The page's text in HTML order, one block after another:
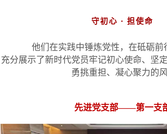
守初心 · 担使命
他们在实践中锤炼党性，在砥砺前
充分展示了新时代党员牢记初心使命、坚
勇挑重担、凝心聚力的
先进党支部——第一支